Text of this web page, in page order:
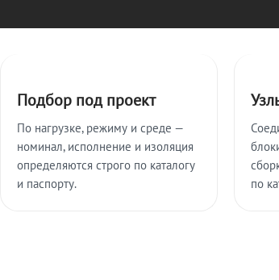
Подбор под проект
По нагрузке, режиму и среде —
номинал, исполнение и изоляция
определяются строго по каталогу
и паспорту.
по